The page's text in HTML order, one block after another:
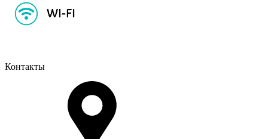
Контакты